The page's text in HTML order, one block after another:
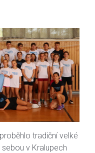
tradiční velké
v Kralupech